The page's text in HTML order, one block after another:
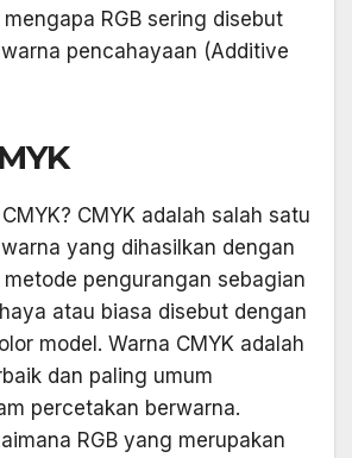
RGB sering disebut
pencahayaan (Additive
CMYK adalah salah satu
yang dihasilkan dengan
pengurangan sebagian
atau biasa disebut dengan
model. Warna CMYK adalah
dan paling umum
percetakan berwarna.
RGB yang merupakan